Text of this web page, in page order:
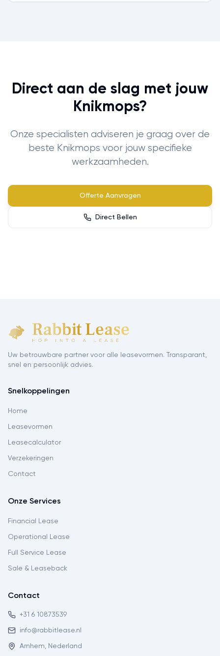
Direct aan de slag met jouw
Knikmops?
Onze specialisten adviseren je graag over de
beste Knikmops voor jouw specifieke
werkzaamheden.
Offerte Aanvragen
Direct Bellen
Uw betrouwbare partner voor alle leasevormen. Transparant,
snel en persoonlijk advies.
Snelkoppelingen
Home
Leasevormen
Leasecalculator
Verzekeringen
Contact
Onze Services
Financial Lease
Operational Lease
Full Service Lease
Sale & Leaseback
Contact
+31 6 10873539
info@rabbitlease.nl
Arnhem, Nederland